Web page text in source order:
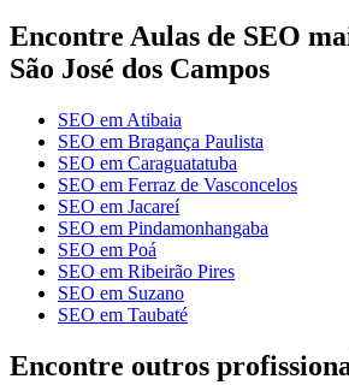
Encontre Aulas de SEO
São José dos Campos
SEO em Atibaia
SEO em Bragança Paulista
SEO em Caraguatatuba
SEO em Ferraz de Vasconcelos
SEO em Jacareí
SEO em Pindamonhangaba
SEO em Poá
SEO em Ribeirão Pires
SEO em Suzano
SEO em Taubaté
Encontre outros